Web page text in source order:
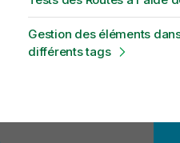
Gestion des éléments
différents tags